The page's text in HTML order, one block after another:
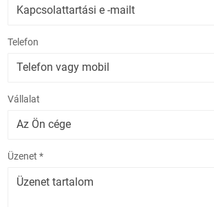
Telefon
Vállalat
Üzenet *